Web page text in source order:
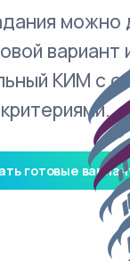
можно
вариант
КИМ с
критериями.
готовые